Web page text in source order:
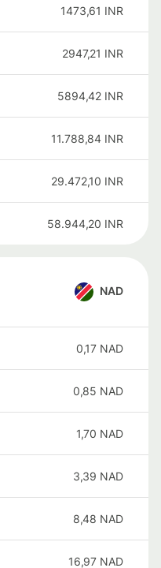
1473,61 INR
2947,21 INR
5894,42 INR
11.788,84 INR
29.472,10 INR
58.944,20 INR
NAD
0,17 NAD
0,85 NAD
1,70 NAD
3,39 NAD
8,48 NAD
16,97 NAD